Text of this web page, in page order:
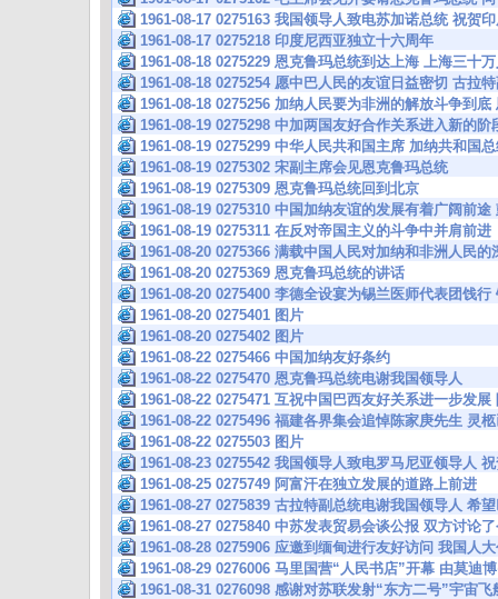
1961-08-17 0275163 我国领导人致电苏加诺总统 祝贺
1961-08-17 0275218 印度尼西亚独立十六周年
1961-08-18 0275229 恩克鲁玛总统到达上海 上海三十
1961-08-18 0275254 愿中巴人民的友谊日益密切 古拉
1961-08-18 0275256 加纳人民要为非洲的解放斗争到
1961-08-19 0275298 中加两国友好合作关系进入新的
1961-08-19 0275299 中华人民共和国主席 加纳共和国
1961-08-19 0275302 宋副主席会见恩克鲁玛总统
1961-08-19 0275309 恩克鲁玛总统回到北京
1961-08-19 0275310 中国加纳友谊的发展有着广阔前
1961-08-19 0275311 在反对帝国主义的斗争中并肩前进
1961-08-20 0275366 满载中国人民对加纳和非洲人民
1961-08-20 0275369 恩克鲁玛总统的讲话
1961-08-20 0275400 李德全设宴为锡兰医师代表团饯
1961-08-20 0275401 图片
1961-08-20 0275402 图片
1961-08-22 0275466 中国加纳友好条约
1961-08-22 0275470 恩克鲁玛总统电谢我国领导人
1961-08-22 0275471 互祝中国巴西友好关系进一步发
1961-08-22 0275496 福建各界集会追悼陈家庚先生 灵
1961-08-22 0275503 图片
1961-08-23 0275542 我国领导人致电罗马尼亚领导人
1961-08-25 0275749 阿富汗在独立发展的道路上前进
1961-08-27 0275839 古拉特副总统电谢我国领导人 希
1961-08-27 0275840 中苏发表贸易会谈公报 双方讨论
1961-08-28 0275906 应邀到缅甸进行友好访问 我国人
1961-08-29 0276006 马里国营“人民书店”开幕 由莫迪
1961-08-31 0276098 感谢对苏联发射“东方二号”宇宙